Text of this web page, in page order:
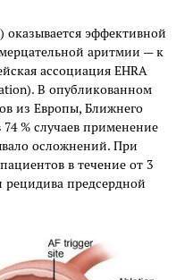
оказывается эффективной
аритмии — к
ассоциация EHRA
В опубликованном
из Европы, Ближнего
% случаев применение
осложнений. При
в течение от 3
рецидива предсердной